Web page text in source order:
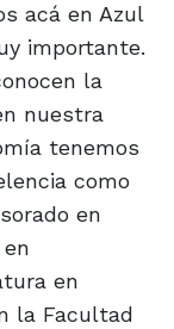
acá en Azul
importante.
la
nuestra
tenemos
como
en
en
la Facultad